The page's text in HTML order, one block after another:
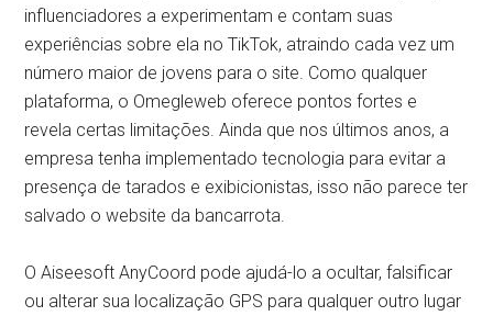
influenciadores a experimentam e contam suas
experiências sobre ela no TikTok, atraindo cada vez um
número maior de jovens para o site. Como qualquer
plataforma, o Omegleweb oferece pontos fortes e
revela certas limitações. Ainda que nos últimos anos, a
empresa tenha implementado tecnologia para evitar a
presença de tarados e exibicionistas, isso não parece ter
salvado o website da bancarrota.
O Aiseesoft AnyCoord pode ajudá-lo a ocultar, falsificar
ou alterar sua localização GPS para qualquer outro lugar